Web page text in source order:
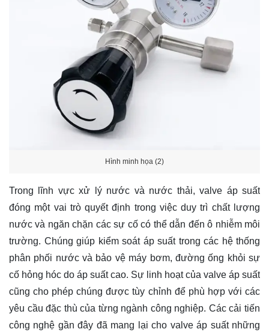
Hình minh họa (2)
Trong lĩnh vực xử lý nước và nước thải, valve áp suất
đóng một vai trò quyết định trong việc duy trì chất lượng
nước và ngăn chặn các sự cố có thể dẫn đến ô nhiễm môi
trường. Chúng giúp kiểm soát áp suất trong các hệ thống
phân phối nước và bảo vệ máy bơm, đường ống khỏi sự
cố hỏng hóc do áp suất cao. Sự linh hoạt của valve áp suất
cũng cho phép chúng được tùy chỉnh để phù hợp với các
yêu cầu đặc thù của từng ngành công nghiệp. Các cải tiến
công nghệ gần đây đã mang lại cho valve áp suất những